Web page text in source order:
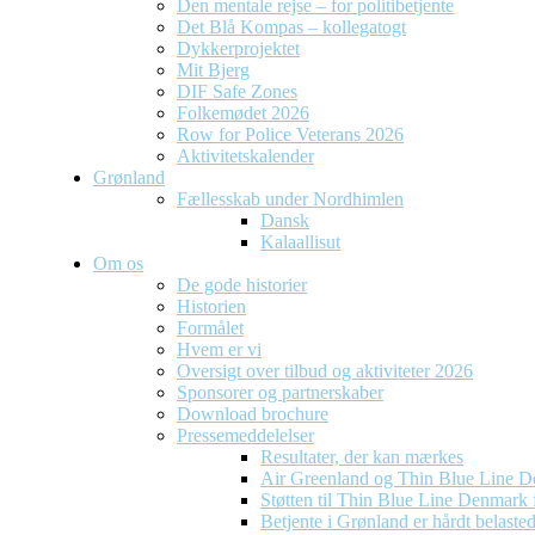
Den mentale rejse – for politibetjente
Det Blå Kompas – kollegatogt
Dykkerprojektet
Mit Bjerg
DIF Safe Zones
Folkemødet 2026
Row for Police Veterans 2026
Aktivitetskalender
Grønland
Fællesskab under Nordhimlen
Dansk
Kalaallisut
Om os
De gode historier
Historien
Formålet
Hvem er vi
Oversigt over tilbud og aktiviteter 2026
Sponsorer og partnerskaber
Download brochure
Pressemeddelelser
Resultater, der kan mærkes
Air Greenland og Thin Blue Line
Støtten til Thin Blue Line Denmark
Betjente i Grønland er hårdt